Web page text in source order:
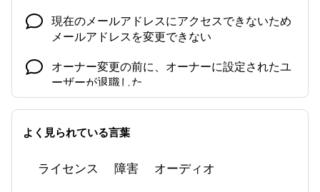
現在のメールアドレスにアクセスできないため
メールアドレスを変更できない
オーナー変更の前に、オーナーに設定されたユ
ーザーが退職した
アクティベーションメール（招待メール）が届
かない
する
よく見られている言葉
ライセンス 障害
オーディオ